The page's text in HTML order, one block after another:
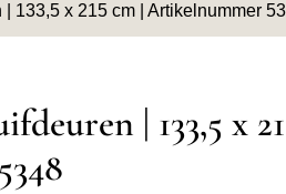
133,5 x 215 cm | Artikelnummer
| 133,5 x